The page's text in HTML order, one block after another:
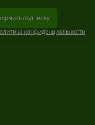
подписку
конфиденциальности